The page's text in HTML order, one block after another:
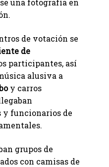
una fotografía en
de votación se
de
participantes, así
alusiva a
y carros
funcionarios de
grupos de
con camisas de